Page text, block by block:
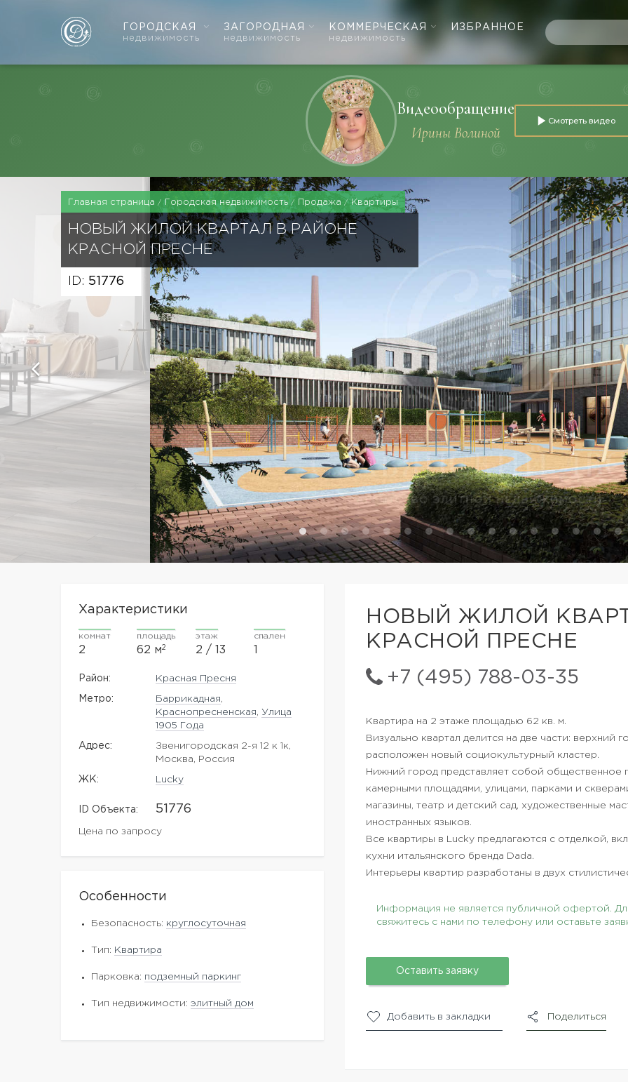
ГОРОДСКАЯ
недвижимость
ЗАГОРОДНАЯ
недвижимость
КОММЕРЧЕСКАЯ
недвижимость
ИЗБРАННОЕ
Видеообращение
Ирины Волиной
Смотреть видео
Главная страница Городская недвижимость Продажа Квартиры
НОВЫЙ ЖИЛОЙ КВАРТАЛ В РАЙОНЕ
КРАСНОЙ ПРЕСНЕ
ID: 51776
НОВЫЙ ЖИЛОЙ
КРАСНОЙ ПРЕСНЕ
+7 (495) 788-03-35
Характеристики
комнат
2
площадь
62 м2
этаж
2 / 13
спален
Район: Красная Пресня
Метро: Баррикадная
Краснопресненская
,Улица
1905 Года
Адрес:
Звенигородская 2-я 12 к 1к,
Москва, Россия
ЖK: Lucky
ID Объекта: 51776
Цена по запросу
Особенности
Безопасность: круглосуточная
Тип: Квартира
Парковка: подземный паркинг
Тип недвижимости: элитный дом
Квартира на 2 этаже площадью 62 кв. м.
Визуально квартал делится на две части:
расположен новый социокультурный кластер.
Нижний город представляет собой общественное
камерными площадями, улицами, парками и
магазины, театр и детский сад, художественные
иностранных языков.
Все квартиры в Lucky предлагаются с отделкой,
кухни итальянского бренда Dada.
Интерьеры квартир разработаны в двух
Информация не является публичной офертой.
свяжитесь с нами по телефону или оставьте
Оставить заявку
Добавить в закладки Поделиться